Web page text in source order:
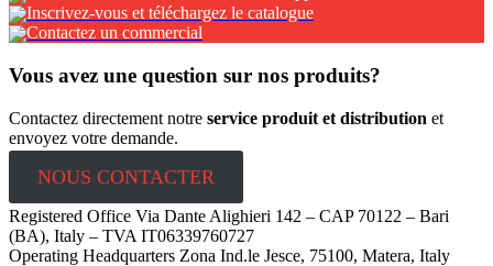
Inscrivez-vous et téléchargez le catalogue
Contactez un commercial
Vous avez une question sur nos produits?
Contactez directement notre service produit et distribution et
envoyez votre demande.
NOUS CONTACTER
Registered Office Via Dante Alighieri 142 – CAP 70122 – Bari
(BA), Italy – TVA IT06339760727
Operating Headquarters Zona Ind.le Jesce, 75100, Matera, Italy